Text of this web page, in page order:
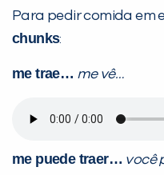
Para pedir comida em
chunks:
me trae… me vê…
me puede traer… você